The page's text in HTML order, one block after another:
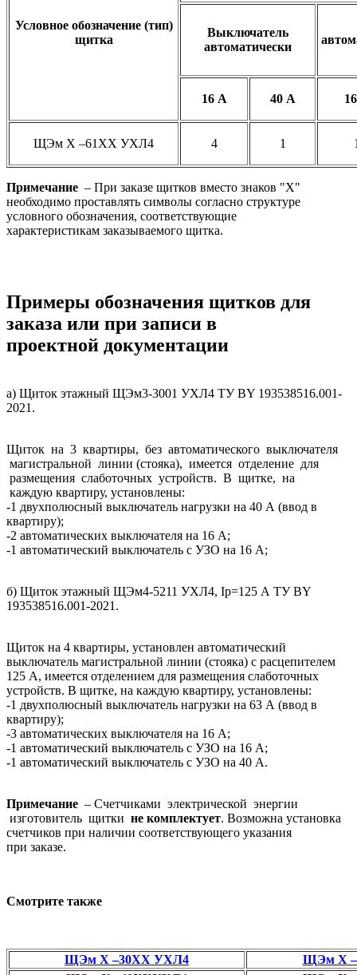
Условное обозначение (тип)
щитка
Выключатель
автоматически
16 А 40 А
ЩЭм Х –61ХХ УХЛ4 4 1
Примечание – При заказе щитков вместо знаков "Х"
необходимо проставлять символы согласно структуре
условного обозначения, соответствующие
характеристикам заказываемого щитка.
Примеры обозначения щитков для
заказа или при записи в
проектной документации
а) Щиток этажный ЩЭм3-3001 УХЛ4 ТУ BY 193538516.001-
2021.
Щиток на 3 квартиры, без автоматического выключателя
магистральной линии (стояка), имеется отделение для
размещения слаботочных устройств. В щитке, на
каждую квартиру, установлены:
-1 двухполюсный выключатель нагрузки на 40 А (ввод в
квартиру);
-2 автоматических выключателя на 16 А;
-1 автоматический выключатель с УЗО на 16 А;
б) Щиток этажный ЩЭм4-5211 УХЛ4, Ip=125 А ТУ BY
193538516.001-2021.
Щиток на 4 квартиры, установлен автоматический
выключатель магистральной линии (стояка) с расцепителем
125 А, имеется отделением для размещения слаботочных
устройств. В щитке, на каждую квартиру, установлены:
-1 двухполюсный выключатель нагрузки на 63 А (ввод в
квартиру);
-3 автоматических выключателя на 16 А;
-1 автоматический выключатель с УЗО на 16 А;
-1 автоматический выключатель с УЗО на 40 А.
Примечание – Счетчиками электрической энергии
изготовитель щитки не комплектует. Возможна установка
счетчиков при наличии соответствующего указания
при заказе.
Смотрите также
ЩЭм Х –30ХХ УХЛ4
ЩЭм Х